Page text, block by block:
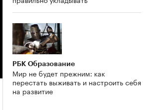
РБК Образование
Мир не будет прежним: как
перестать выживать и настроить себя
на развитие